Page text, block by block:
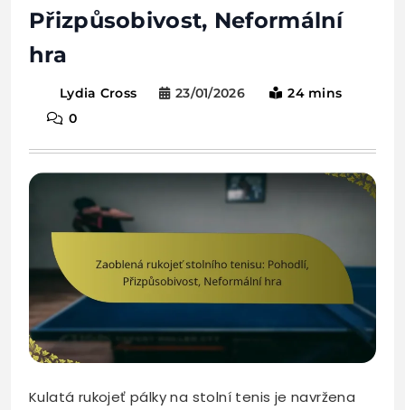
Přizpůsobivost, Neformální
hra
Lydia Cross 23/01/2026
24 mins
0
Kulatá rukojeť pálky na stolní tenis je navržena